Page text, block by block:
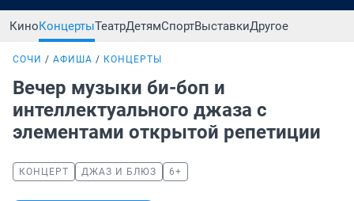
КиноКонцертыТеатрДетямСпортВыставкиДругое
СОЧИ АФИША КОНЦЕРТЫ
Вечер музыки би-боп и
интеллектуального джаза с
элементами открытой репетиции
КОНЦЕРТ ДЖАЗ И БЛЮЗ 6+